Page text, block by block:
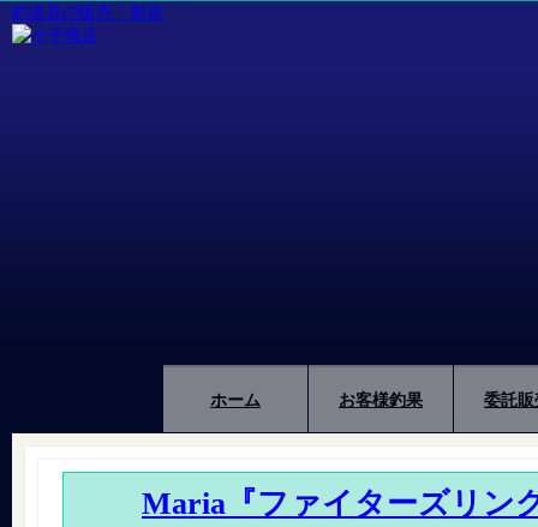
釣道具の販売・製造
ホーム お客様釣果 委託販
Maria『ファイターズリン